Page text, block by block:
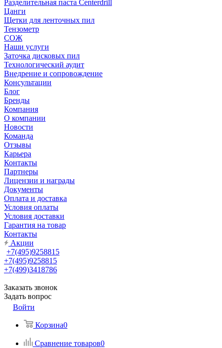
Разделительная паста Centerdrill
Цанги
Щетки для ленточных пил
Тензометр
СОЖ
Наши услуги
Заточка дисковых пил
Технологический аудит
Внедрение и сопровождение
Консультации
Блог
Бренды
Компания
О компании
Новости
Команда
Отзывы
Карьера
Контакты
Партнеры
Лицензии и награды
Документы
Оплата и доставка
Условия оплаты
Условия доставки
Гарантия на товар
Контакты
Акции
+7(495)9258815
+7(495)9258815
+7(499)3418786
Заказать звонок
Задать вопрос
Войти
Корзина0
Сравнение товаров0